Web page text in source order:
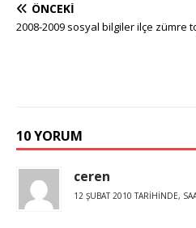
ÖNCEKI
2008-2009 sosyal bilgiler ilçe zümre
10 YORUM
ceren
12 ŞUBAT 2010 TARIHINDE,